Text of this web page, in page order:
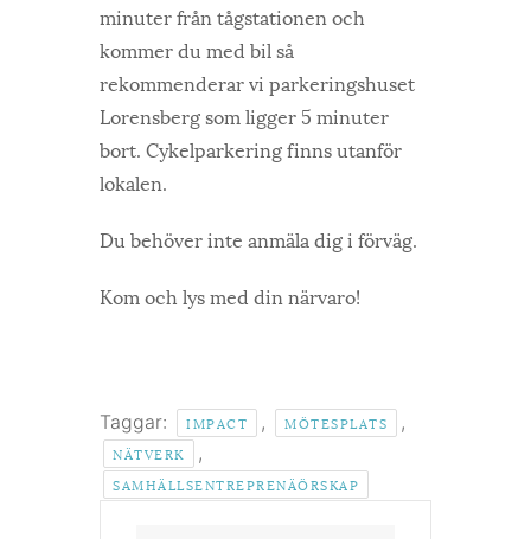
minuter från tågstationen och
kommer du med bil så
rekommenderar vi parkeringshuset
Lorensberg som ligger 5 minuter
bort. Cykelparkering finns utanför
lokalen.
Du behöver inte anmäla dig i förväg.
Kom och lys med din närvaro!
Taggar: IMPACT , MÖTESPLATS ,
NÄTVERK ,
SAMHÄLLSENTREPRENÄÖRSKAP